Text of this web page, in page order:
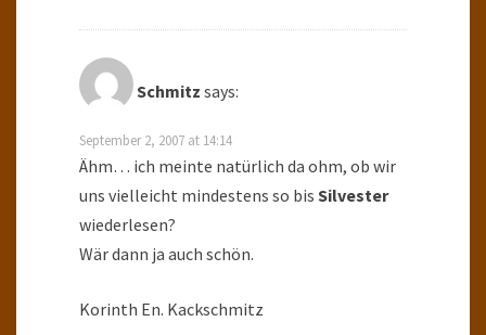
Schmitz says:
September 2, 2007 at 14:14
Ähm… ich meinte natürlich da ohm, ob wir
uns vielleicht mindestens so bis Silvester
wiederlesen?
Wär dann ja auch schön.
Korinth En. Kackschmitz